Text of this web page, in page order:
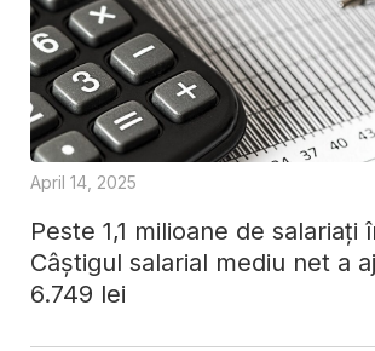
Peste 1,1 milioane de salariați
Câștigul salarial mediu net a
6.749 lei
April 14, 2025